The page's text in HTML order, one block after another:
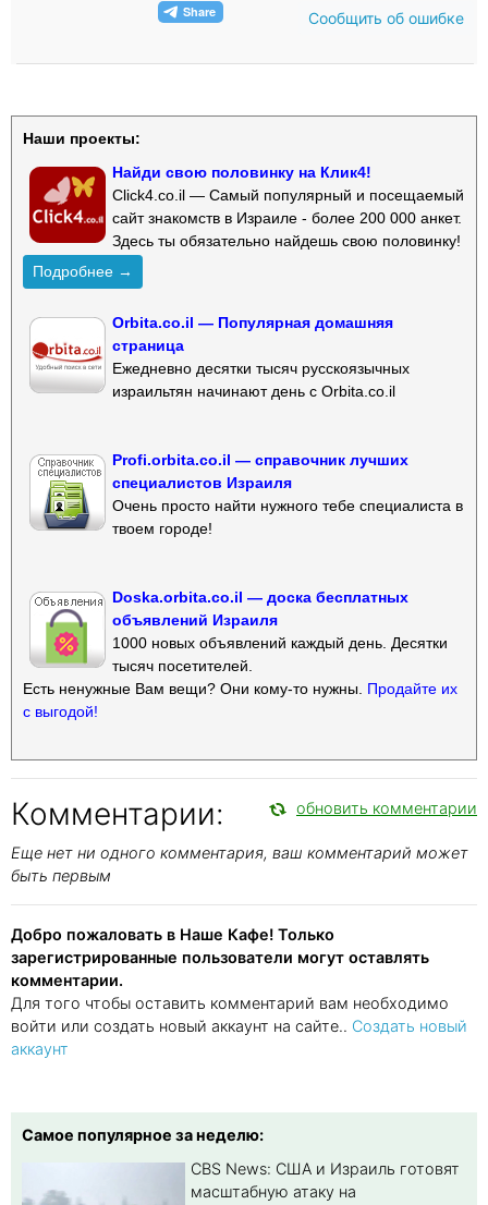
Сообщить об ошибке
Наши проекты:
Найди свою половинку на Клик4!
Click4.co.il — Самый популярный и посещаемый
сайт знакомств в Израиле - более 200 000 анкет.
Здесь ты обязательно найдешь свою половинку!
Подробнее →
Orbita.co.il — Популярная домашняя
страница
Ежедневно десятки тысяч русскоязычных
израильтян начинают день с Orbita.co.il
Profi.orbita.co.il — справочник лучших
специалистов Израиля
Очень просто найти нужного тебе специалиста в
твоем городе!
Doska.orbita.co.il — доска бесплатных
объявлений Израиля
1000 новых объявлений каждый день. Десятки
тысяч посетителей.
Есть ненужные Вам вещи? Они кому-то нужны. Продайте их
с выгодой!
Комментарии: обновить комментарии
Еще нет ни одного комментария, ваш комментарий может
быть первым
Добро пожаловать в Наше Кафе! Только
зарегистрированные пользователи могут оставлять
комментарии.
Для того чтобы оставить комментарий вам необходимо
войти или создать новый аккаунт на сайте.. Создать новый
аккаунт
Самое популярное за неделю:
CBS News: США и Израиль готовят
масштабную атаку на